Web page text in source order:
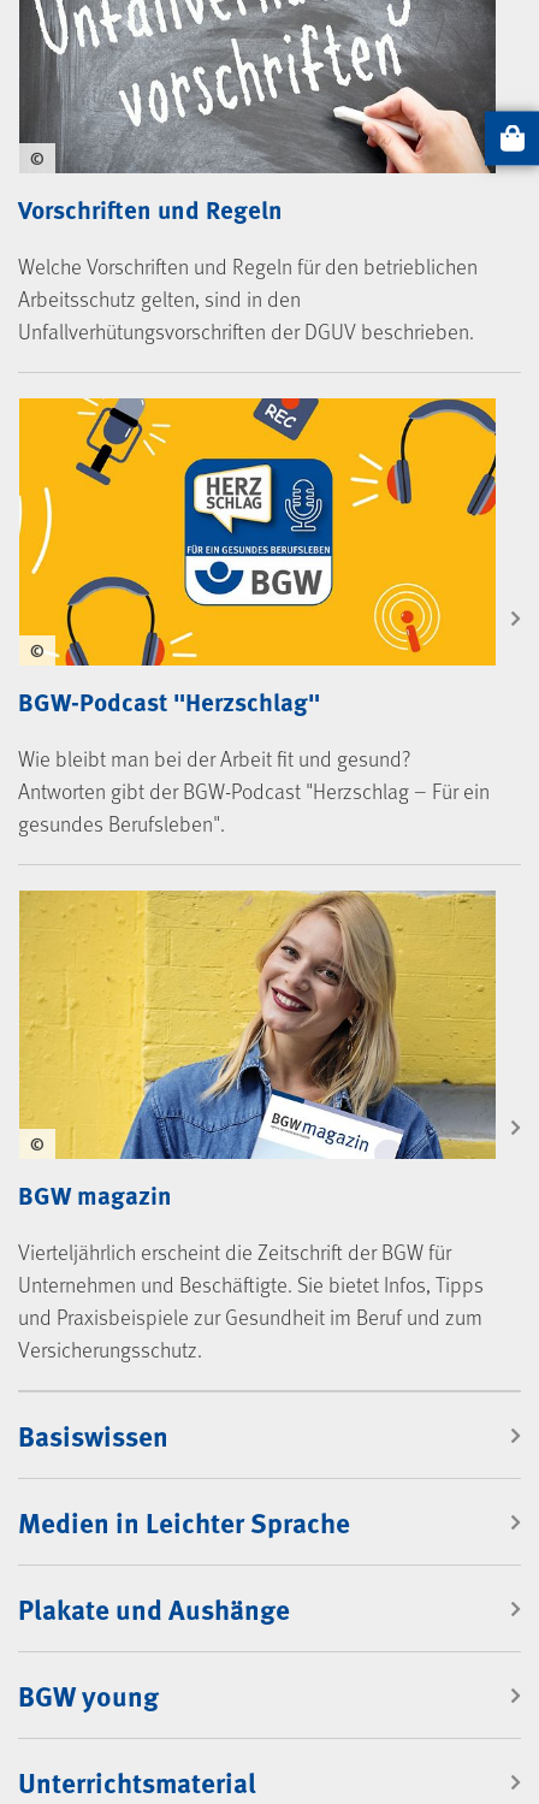
Vorschriften und Regeln
Welche Vorschriften und Regeln für den betrieblichen
Arbeitsschutz gelten, sind in den
Unfallverhütungsvorschriften der DGUV beschrieben.
©
BGW-Podcast "Herzschlag"
Wie bleibt man bei der Arbeit fit und gesund?
Antworten gibt der BGW-Podcast "Herzschlag – Für ein
gesundes Berufsleben".
©
BGW magazin
Vierteljährlich erscheint die Zeitschrift der BGW für
Unternehmen und Beschäftigte. Sie bietet Infos, Tipps
und Praxisbeispiele zur Gesundheit im Beruf und zum
Versicherungsschutz.
©
Basiswissen
Medien in Leichter Sprache
Plakate und Aushänge
BGW young
Unterrichtsmaterial
Artikel